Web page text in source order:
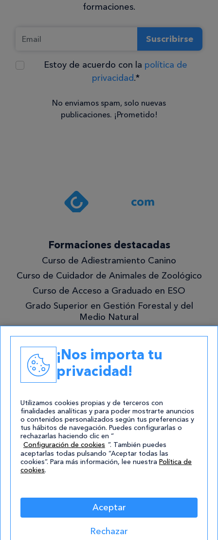
formaciones.
Suscribirse
Estoy de acuerdo con la política de
privacidad.*
Consentimiento
política de
privacidad .*
¡Quiero
mejor!
No enviamos spam, solo nuevas
publicaciones. ¡Prometido!
Formaciones destacadas
Curso de Adiestramiento Canino
Curso de Cuidador de Animales de Zoológico
Curso de Acceso a Graduado en ESO
Grado Superior en Gestión Forestal y del
Medio Natural
Contacto
atencion@cursos.com
Redes Sociales
Aviso Legal|Política de privacidad|Cookies|Mapa de
Sitio
¡Nos importa tu
privacidad!
Utilizamos cookies propias y de terceros con
finalidades analíticas y para poder mostrarte anuncios
o contenidos personalizados según tus preferencias y
tus hábitos de navegación. Puedes configurarlas o
rechazarlas haciendo clic en “
Configuración de cookies ”. También puedes
aceptarlas todas pulsando “Aceptar todas las
cookies”. Para más información, lee nuestra Política de
cookies.
Aceptar
Rechazar